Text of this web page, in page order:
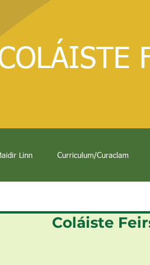
Linn Curriculum/Curaclam
Coláiste